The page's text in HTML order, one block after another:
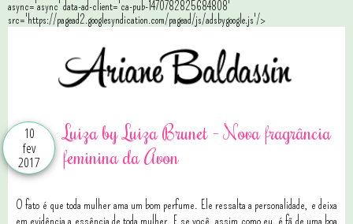
async='async' data-ad-client='ca-pub-1470782825684808'
src='https://pagead2.googlesyndication.com/pagead/js/adsbygoogle.js'/>
10
fev
2017
Luiza by Luiza Brunet - Nova fragrância
feminina da Avon
O fato é que toda mulher ama um bom perfume. Ele ressalta a personalidade, e deixa
em evidência a essência de toda mulher. E se você, assim como eu, é fã de uma boa